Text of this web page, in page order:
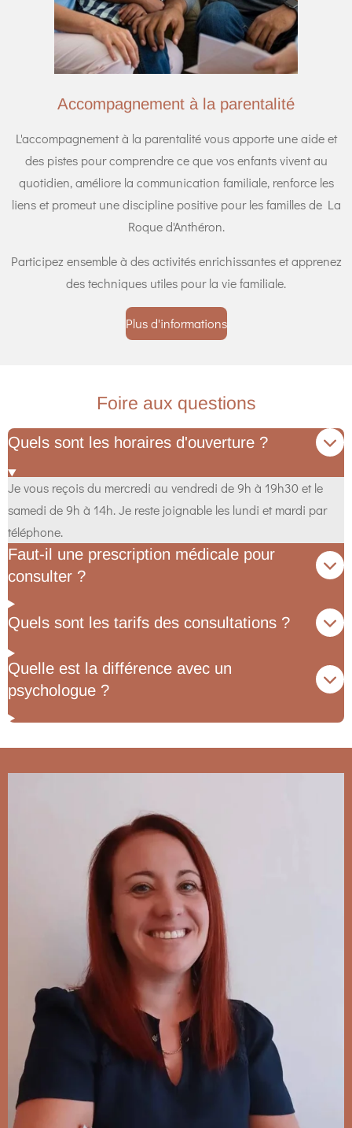
Accompagnement à la parentalité
L'accompagnement à la parentalité vous apporte une aide et
des pistes pour comprendre ce que vos enfants vivent au
quotidien, améliore la communication familiale, renforce les
liens et promeut une discipline positive pour les familles de La
Roque d'Anthéron.
Participez ensemble à des activités enrichissantes et apprenez
des techniques utiles pour la vie familiale.
Plus d'informations
Foire aux questions
Quels sont les horaires d'ouverture ?
Je vous reçois du mercredi au vendredi de 9h à 19h30 et le
samedi de 9h à 14h. Je reste joignable les lundi et mardi par
téléphone.
Faut-il une prescription médicale pour
consulter ?
Quels sont les tarifs des consultations ?
Quelle est la différence avec un
psychologue ?